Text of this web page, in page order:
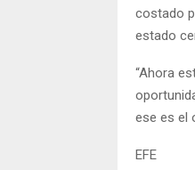
costado
estado
“Ahora
ese es el
EFE